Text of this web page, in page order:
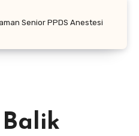
Senior PPDS Anestesi